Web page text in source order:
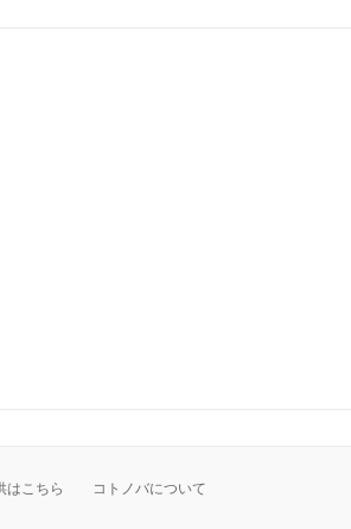
はこちら コトノバについて